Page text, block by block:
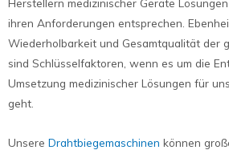
ihren Anforderungen entsprechen.
Wiederholbarkeit und Gesamtqualität der
sind Schlüsselfaktoren, wenn es um die
Umsetzung medizinischer Lösungen für
geht.
Unsere Drahtbiegemaschinen können